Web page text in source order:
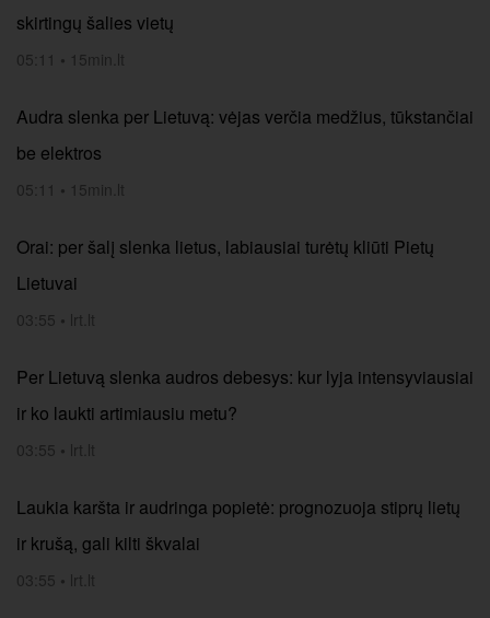
skirtingų šalies vietų
05:11 • 15min.lt
Audra slenka per Lietuvą: vėjas verčia medžius, tūkstančiai
be elektros
05:11 • 15min.lt
Orai: per šalį slenka lietus, labiausiai turėtų kliūti Pietų
Lietuvai
03:55 • lrt.lt
Per Lietuvą slenka audros debesys: kur lyja intensyviausiai
ir ko laukti artimiausiu metu?
03:55 • lrt.lt
Laukia karšta ir audringa popietė: prognozuoja stiprų lietų
ir krušą, gali kilti škvalai
03:55 • lrt.lt